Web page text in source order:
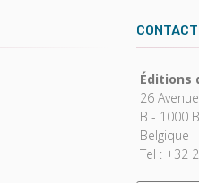
CONTACT
Éditions
26
B - 1000
Belgique
Tel : +32